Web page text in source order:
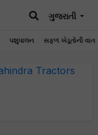
પશુપાલન સફળ ખેડૂતોની વાત
ગુજરાતી